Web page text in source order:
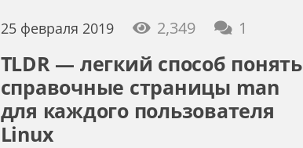
25 февраля 2019 2,349 1
TLDR — легкий способ понять
справочные страницы man
для каждого пользователя
Linux